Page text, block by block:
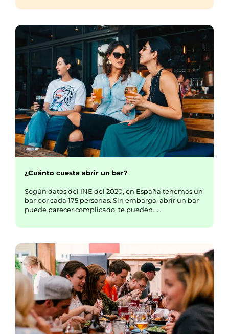
¿Cuánto cuesta abrir un bar?
Según datos del INE del 2020, en España tenemos un
bar por cada 175 personas. Sin embargo, abrir un bar
puede parecer complicado, te pueden……